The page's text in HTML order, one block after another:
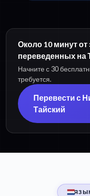
Около 10 минут от
переведенных на
Начните с 30
требуется.
Перевести с
Тайский